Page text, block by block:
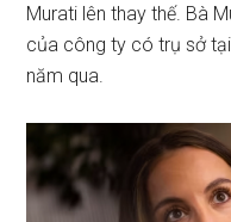
Murati lên thay thế. Bà
của công ty có trụ sở
năm qua.